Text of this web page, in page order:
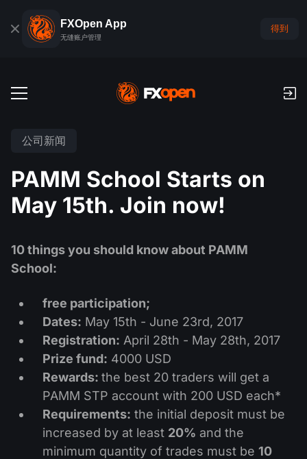
FXOpen App
无缝账户管理
得到
外汇模拟账户
佣金和库存费
付款
什么是PAMM?
最佳 PAMM 账户排名
PAMM ECN
信号提供者与追随者
交易者工具
推广
外汇竞赛
外汇
商品
加密货币
交易平台
交易平台
iOS FXOpen App
Android FXOpen App
外汇VPS
FIX API
经济日历
股息日历
外汇论坛
帮助中心
什么是CFD交易？
什么是ECN交易？
为什么是我们？
历史
联系我们
公司新闻
PAMM School Starts on
May 15th. Join now!
10 things you should know about PAMM
School:
free participation;
Dates: May 15th - June 23rd, 2017
Registration: April 28th - May 28th, 2017
Prize fund: 4000 USD
Rewards: the best 20 traders will get a
PAMM STP account with 200 USD each*
Requirements: the initial deposit must be
increased by at least 20% and the
minimum quantity of trades must be 10